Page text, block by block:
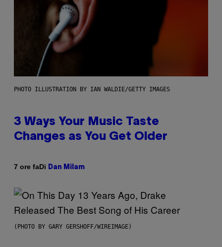
PHOTO ILLUSTRATION BY IAN WALDIE/GETTY IMAGES
3 Ways Your Music Taste
Changes as You Get Older
7 ore faDi Dan Milam
(PHOTO BY GARY GERSHOFF/WIREIMAGE)